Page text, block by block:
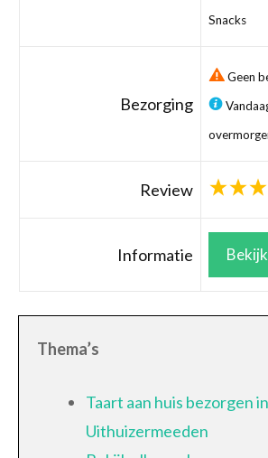
Snacks
Bezorging
Geen
Review
Informatie
Thema’s
Taart aan huis bezorgen in
Uithuizermeeden